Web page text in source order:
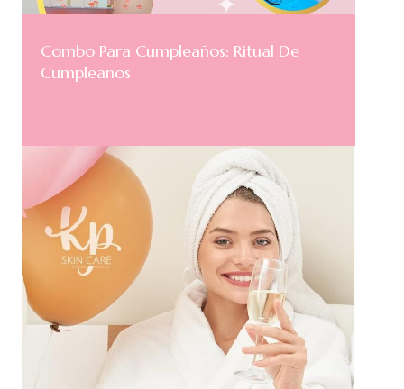
Combo Para Cumpleaños: Ritual De
Cumpleaños